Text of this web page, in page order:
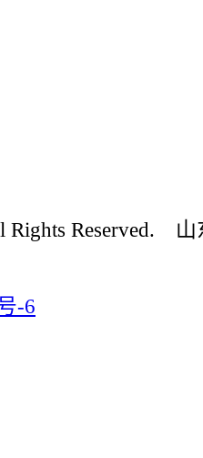
Reserved. 山
-6